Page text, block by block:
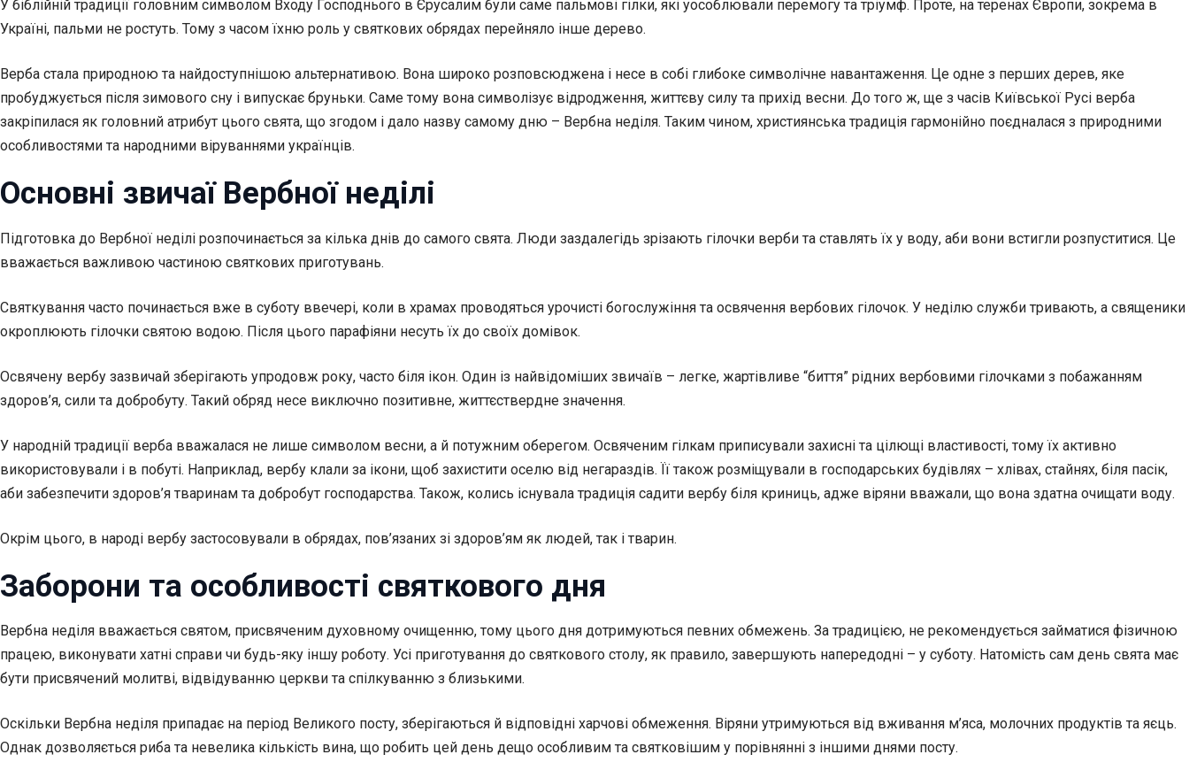
У біблійній традиції головним символом Входу Господнього в Єрусалим були саме пальмові гілки, які уособлювали перемогу та тріумф. Проте, на теренах Європи, зокрема в
Україні, пальми не ростуть. Тому з часом їхню роль у святкових обрядах перейняло інше дерево.
Верба стала природною та найдоступнішою альтернативою. Вона широко розповсюджена і несе в собі глибоке символічне навантаження. Це одне з перших дерев, яке
пробуджується після зимового сну і випускає бруньки. Саме тому вона символізує відродження, життєву силу та прихід весни. До того ж, ще з часів Київської Русі верба
закріпилася як головний атрибут цього свята, що згодом і дало назву самому дню – Вербна неділя. Таким чином, християнська традиція гармонійно поєдналася з природними
особливостями та народними віруваннями українців.
Основні звичаї Вербної неділі
Підготовка до Вербної неділі розпочинається за кілька днів до самого свята. Люди заздалегідь зрізають гілочки верби та ставлять їх у воду, аби вони встигли розпуститися. Це
вважається важливою частиною святкових приготувань.
Святкування часто починається вже в суботу ввечері, коли в храмах проводяться урочисті богослужіння та освячення вербових гілочок. У неділю служби тривають, а священики
окроплюють гілочки святою водою. Після цього парафіяни несуть їх до своїх домівок.
Освячену вербу зазвичай зберігають упродовж року, часто біля ікон. Один із найвідоміших звичаїв – легке, жартівливе “биття” рідних вербовими гілочками з побажанням
здоров’я, сили та добробуту. Такий обряд несе виключно позитивне, життєствердне значення.
У народній традиції верба вважалася не лише символом весни, а й потужним оберегом. Освяченим гілкам приписували захисні та цілющі властивості, тому їх активно
використовували і в побуті. Наприклад, вербу клали за ікони, щоб захистити оселю від негараздів. Її також розміщували в господарських будівлях – хлівах, стайнях, біля пасік,
аби забезпечити здоров’я тваринам та добробут господарства. Також, колись існувала традиція садити вербу біля криниць, адже віряни вважали, що вона здатна очищати воду.
Окрім цього, в народі вербу застосовували в обрядах, пов’язаних зі здоров’ям як людей, так і тварин.
Заборони та особливості святкового дня
Вербна неділя вважається святом, присвяченим духовному очищенню, тому цього дня дотримуються певних обмежень. За традицією, не рекомендується займатися фізичною
працею, виконувати хатні справи чи будь-яку іншу роботу. Усі приготування до святкового столу, як правило, завершують напередодні – у суботу. Натомість сам день свята має
бути присвячений молитві, відвідуванню церкви та спілкуванню з близькими.
Оскільки Вербна неділя припадає на період Великого посту, зберігаються й відповідні харчові обмеження. Віряни утримуються від вживання м’яса, молочних продуктів та яєць.
Однак дозволяється риба та невелика кількість вина, що робить цей день дещо особливим та святковішим у порівнянні з іншими днями посту.